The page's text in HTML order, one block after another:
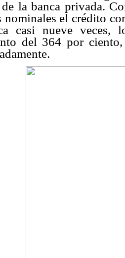
la banca privada.
nominales el crédito
casi nueve veces,
del 364 por